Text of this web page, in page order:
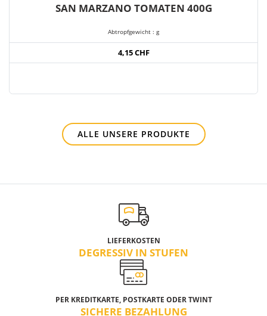
SAN MARZANO TOMATEN 400G
Abtropfgewicht : g
4,15 CHF
ALLE UNSERE PRODUKTE
LIEFERKOSTEN
DEGRESSIV IN STUFEN
PER KREDITKARTE, POSTKARTE ODER TWINT
SICHERE BEZAHLUNG